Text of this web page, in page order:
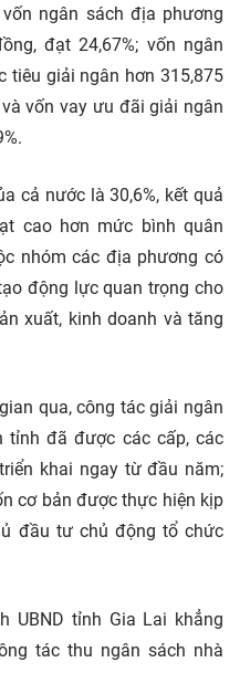
ngân sách địa phương
đạt 24,67%; vốn ngân
tiêu giải ngân hơn 315,875
vốn vay ưu đãi giải ngân
cả nước là 30,6%, kết quả
cao hơn mức bình quân
nhóm các địa phương có
động lực quan trọng cho
xuất, kinh doanh và tăng
qua, công tác giải ngân
đã được các cấp, các
khai ngay từ đầu năm;
cơ bản được thực hiện kịp
đầu tư chủ động tổ chức
UBND tỉnh Gia Lai khẳng
tác thu ngân sách nhà